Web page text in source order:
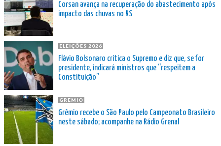
Corsan avança na recuperação do abastecimento após
impacto das chuvas no RS
ELEIÇÕES 2026
Flávio Bolsonaro critica o Supremo e diz que, se for
presidente, indicará ministros que “respeitem a
Constituição”
GRÊMIO
Grêmio recebe o São Paulo pelo Campeonato Brasileiro
neste sábado; acompanhe na Rádio Grenal